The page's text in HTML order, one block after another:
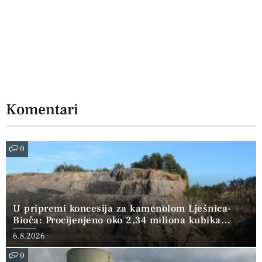
Komentari
0
U pripremi koncesija za kamenolom Lješnica-
Bioča: Procijenjeno oko 2,34 miliona kubika
kamena
6.8.2026
0